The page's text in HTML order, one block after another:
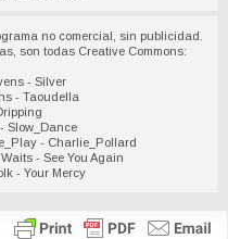
no comercial, sin publicidad.
son todas Creative Commons:
- Silver
- Taoudella
Slow_Dance
- Charlie_Pollard
- See You Again
- Your Mercy